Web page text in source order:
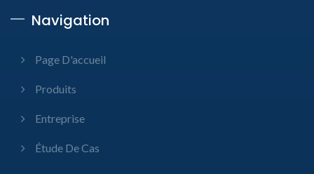
Navigation
Page D'accueil
Produits
Entreprise
Étude De Cas